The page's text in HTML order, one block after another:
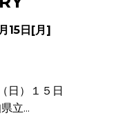
15日[月]
日）１５日
立...